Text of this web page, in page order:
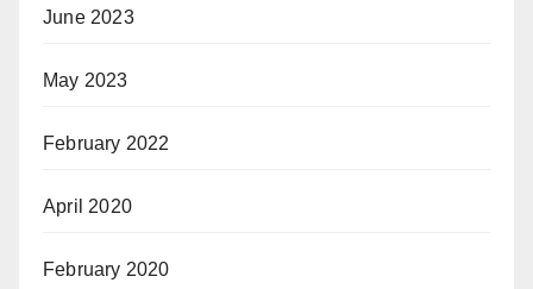
June 2023
May 2023
February 2022
April 2020
February 2020